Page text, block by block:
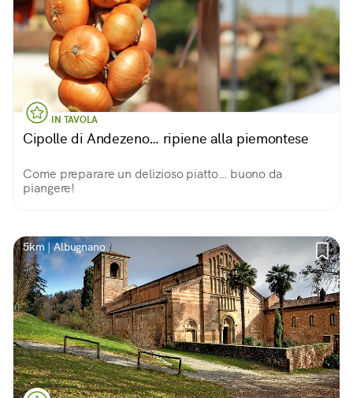
IN TAVOLA
Cipolle di Andezeno… ripiene alla piemontese
Come preparare un delizioso piatto… buono da
piangere!
5km | Albugnano